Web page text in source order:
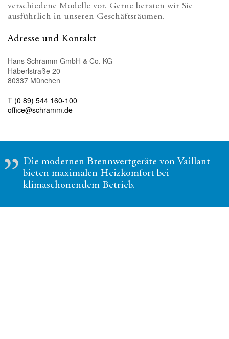
verschiedene Modelle vor. Gerne beraten wir Sie
ausführlich in unseren Geschäftsräumen.
Adresse und Kontakt
Hans Schramm GmbH & Co. KG
Häberlstraße 20
80337 München
T (0 89) 544 160-100
office@schramm.de
Die modernen Brennwertgeräte von Vaillant
bieten maximalen Heizkomfort bei
klimaschonendem Betrieb.